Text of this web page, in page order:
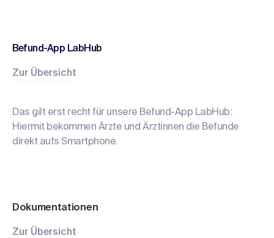
Befund-App LabHub
Zur Übersicht
Das gilt erst recht für unsere Befund-App LabHub:
Hiermit bekommen Ärzte und Ärztinnen die Befunde
direkt aufs Smartphone.
Dokumentationen
Zur Übersicht